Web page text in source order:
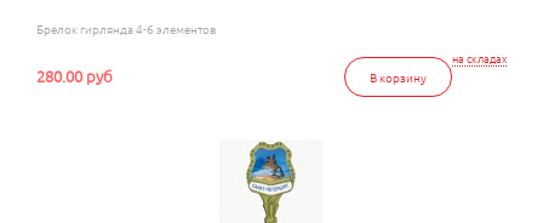
Брелок гирлянда 4-6 элементов
на складах
В корзину
280.00 руб